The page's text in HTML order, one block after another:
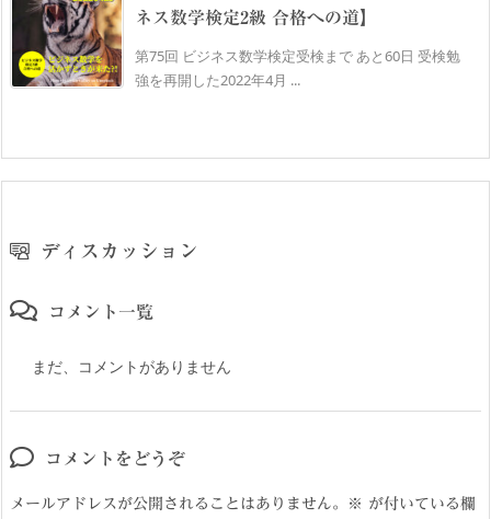
ネス数学検定2級 合格への道】
第75回 ビジネス数学検定受検まで あと60日 受検勉
強を再開した2022年4月 ...
ディスカッション
コメント一覧
まだ、コメントがありません
コメントをどうぞ
メールアドレスが公開されることはありません。 ※ が付いている欄